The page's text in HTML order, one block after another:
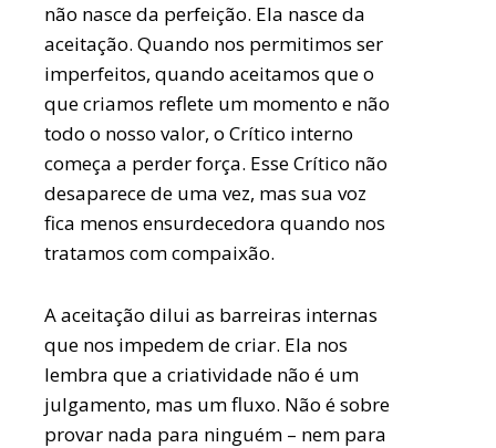
não nasce da perfeição. Ela nasce da
aceitação. Quando nos permitimos ser
imperfeitos, quando aceitamos que o
que criamos reflete um momento e não
todo o nosso valor, o Crítico interno
começa a perder força. Esse Crítico não
desaparece de uma vez, mas sua voz
fica menos ensurdecedora quando nos
tratamos com compaixão.
A aceitação dilui as barreiras internas
que nos impedem de criar. Ela nos
lembra que a criatividade não é um
julgamento, mas um fluxo. Não é sobre
provar nada para ninguém – nem para